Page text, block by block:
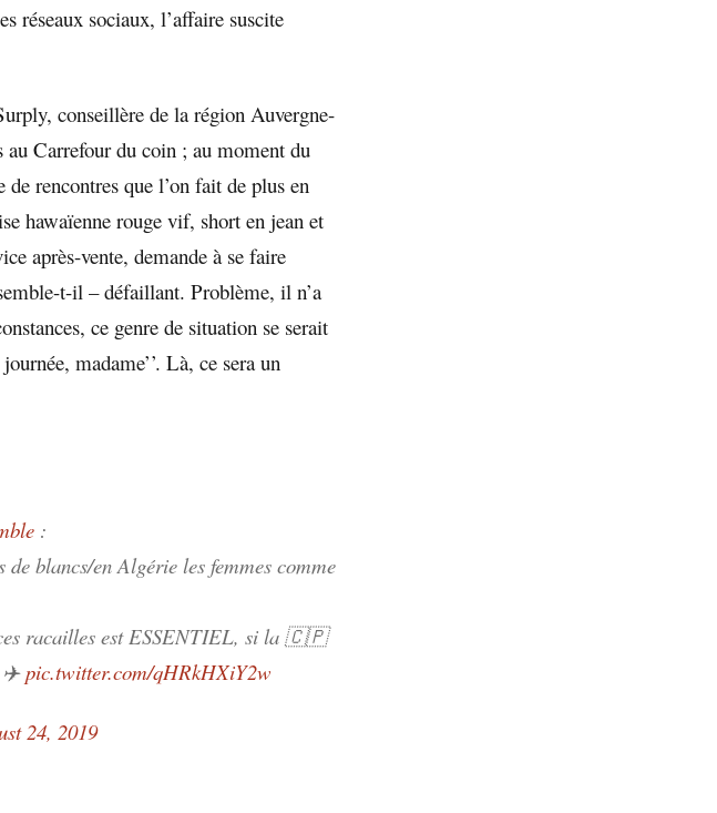
réseaux sociaux, l’affaire suscite
conseillère de la région Auvergne-
Carrefour du coin ; au moment du
rencontres que l’on fait de plus en
hawaïenne rouge vif, short en jean et
après-vente, demande à se faire
t-il – défaillant. Problème, il n’a
ce genre de situation se serait
madame’’. Là, ce sera un
:
blancs/en Algérie les femmes comme
racailles est ESSENTIEL, si la 🇨🇵
✈️pic.twitter.com/qHRkHXiY2w
24, 2019